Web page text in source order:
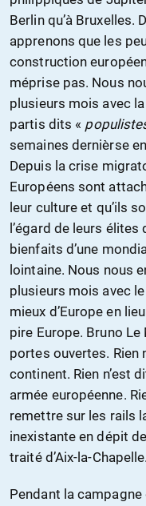
Berlin qu’à Bruxelles.
apprenons que les
construction
méprise pas. Nous
plusieurs mois avec
partis dits «
semaines dernièrse
Depuis la crise
Européens sont
leur culture et qu’ils
l’égard de leurs
bienfaits d’une
lointaine. Nous nous
plusieurs mois avec
mieux d’Europe en
pire Europe. Bruno
portes ouvertes. Rien
continent. Rien n’est
armée européenne.
remettre sur les rails
inexistante en dépit
traité d’Aix-la-Chapelle.
Pendant la